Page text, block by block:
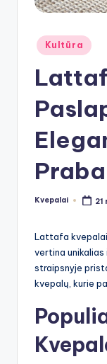
Posted
in
Kultūra
Posted
Kvepalai 21
Lattafa kvepalai
vertina
straipsnyje
kvepalų, kurie